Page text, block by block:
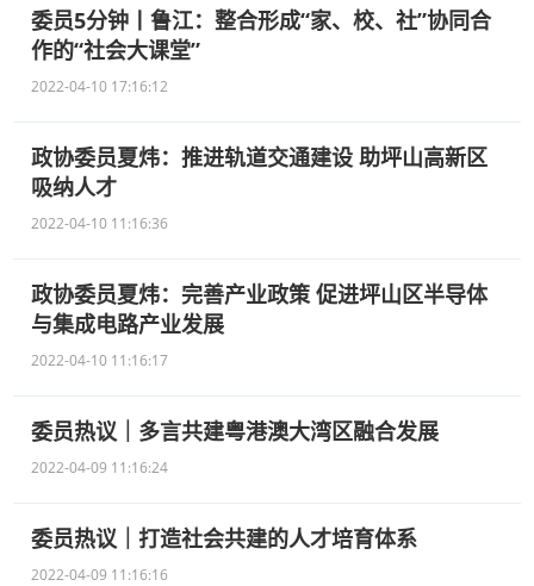
委员5分钟丨鲁江：整合形成“家、校、社”协同合
作的“社会大课堂”
2022-04-10 17:16:12
政协委员夏炜：推进轨道交通建设 助坪山高新区
吸纳人才
2022-04-10 11:16:36
政协委员夏炜：完善产业政策 促进坪山区半导体
与集成电路产业发展
2022-04-10 11:16:17
委员热议｜多言共建粤港澳大湾区融合发展
2022-04-09 11:16:24
委员热议｜打造社会共建的人才培育体系
2022-04-09 11:16:16